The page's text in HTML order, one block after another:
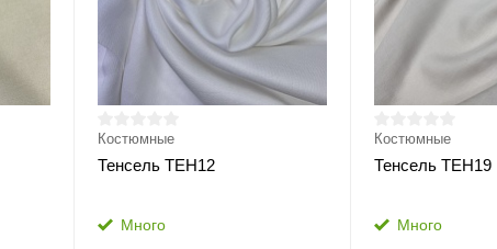
Костюмные
Тенсель ТЕН12
Много
Костюмные
Тенсель ТЕН19
Много